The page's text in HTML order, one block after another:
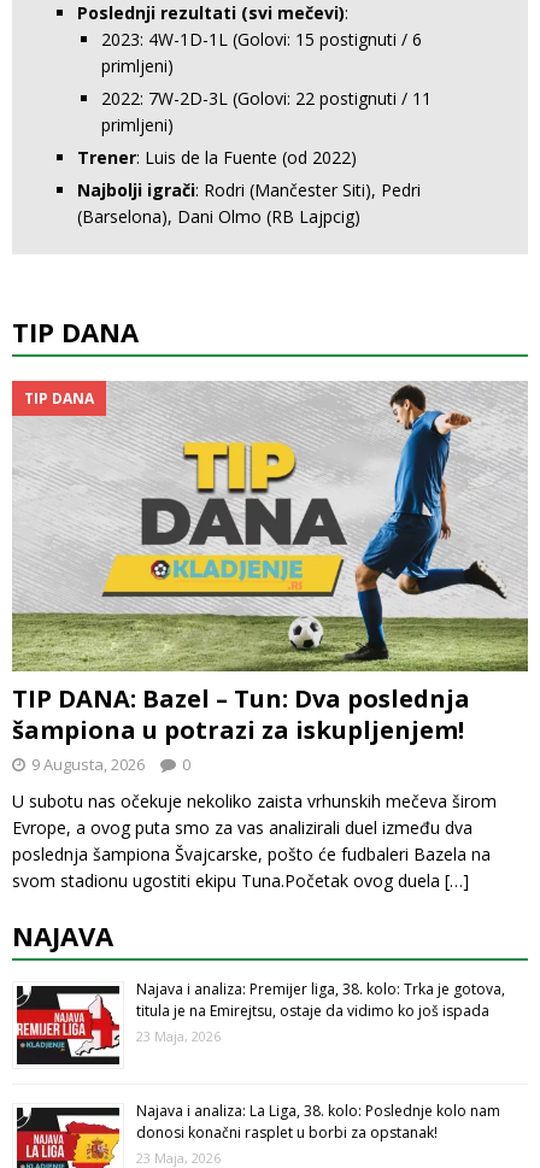
Poslednji rezultati (svi mečevi):
2023: 4W-1D-1L (Golovi: 15 postignuti / 6
primljeni)
2022: 7W-2D-3L (Golovi: 22 postignuti / 11
primljeni)
Trener: Luis de la Fuente (od 2022)
Najbolji igrači: Rodri (Mančester Siti), Pedri
(Barselona), Dani Olmo (RB Lajpcig)
TIP DANA
TIP DANA
TIP DANA: Bazel – Tun: Dva poslednja
šampiona u potrazi za iskupljenjem!
9 Augusta, 2026 0
U subotu nas očekuje nekoliko zaista vrhunskih mečeva širom
Evrope, a ovog puta smo za vas analizirali duel između dva
poslednja šampiona Švajcarske, pošto će fudbaleri Bazela na
svom stadionu ugostiti ekipu Tuna.Početak ovog duela […]
NAJAVA
Najava i analiza: Premijer liga, 38. kolo: Trka je gotova,
titula je na Emirejtsu, ostaje da vidimo ko još ispada
23 Maja, 2026
Najava i analiza: La Liga, 38. kolo: Poslednje kolo nam
donosi konačni rasplet u borbi za opstanak!
23 Maja, 2026